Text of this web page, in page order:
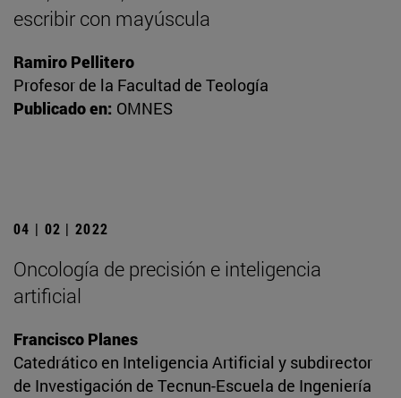
escribir con mayúscula
Ramiro Pellitero
Profesor de la Facultad de Teología
Publicado en: OMNES
04 | 02 | 2022
Oncología de precisión e inteligencia
artificial
Francisco Planes
Catedrático en Inteligencia Artificial y subdirector
de Investigación de Tecnun-Escuela de Ingeniería